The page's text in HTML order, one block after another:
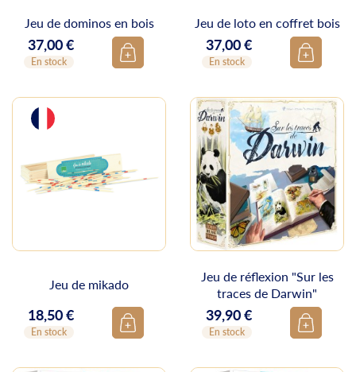
Jeu de dominos en bois
Prix
37,00 €
En stock
Jeu de loto en coffret bois
Prix
37,00 €
En stock
Jeu de mikado
Prix
18,50 €
En stock
Jeu de réflexion "Sur les
traces de Darwin"
Prix
39,90 €
En stock